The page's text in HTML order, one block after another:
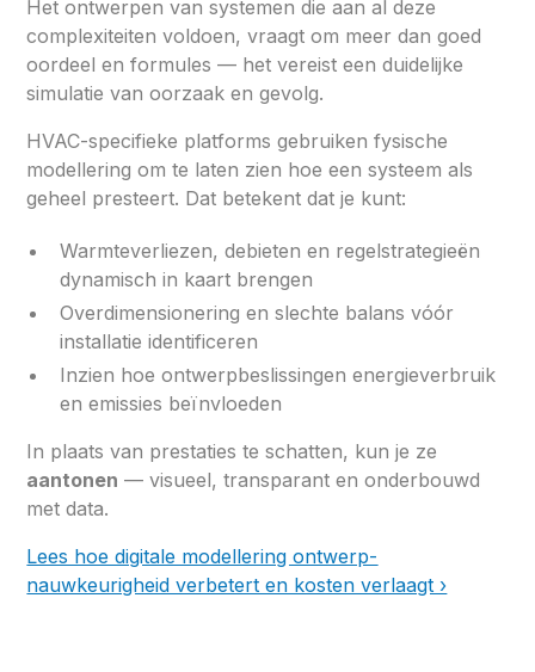
Het ontwerpen van systemen die aan al deze
complexiteiten voldoen, vraagt om meer dan goed
oordeel en formules — het vereist een duidelijke
simulatie van oorzaak en gevolg.
HVAC-specifieke platforms gebruiken fysische
modellering om te laten zien hoe een systeem als
geheel presteert. Dat betekent dat je kunt:
Warmteverliezen, debieten en regelstrategieën
dynamisch in kaart brengen
Overdimensionering en slechte balans vóór
installatie identificeren
Inzien hoe ontwerpbeslissingen energieverbruik
en emissies beïnvloeden
In plaats van prestaties te schatten, kun je ze
aantonen — visueel, transparant en onderbouwd
met data.
Lees hoe digitale modellering ontwerp­
nauwkeurigheid verbetert en kosten verlaagt ›